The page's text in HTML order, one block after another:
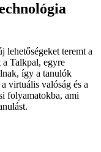
lehetőségeket teremt a
Talkpal, egyre
így a tanulók
virtuális valóság és a
folyamatokba, ami